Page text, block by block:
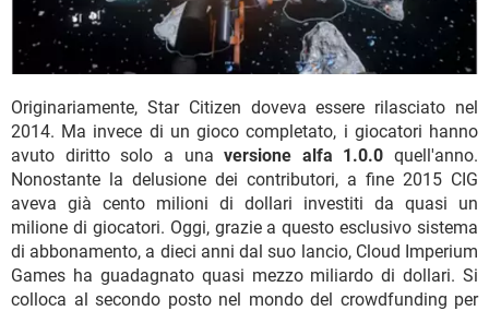
Originariamente, Star Citizen doveva essere rilasciato nel
2014. Ma invece di un gioco completato, i giocatori hanno
avuto diritto solo a unaversione alfa 1.0.0 quell'anno.
Nonostante la delusione dei contributori, a fine 2015 CIG
aveva già cento milioni di dollari investiti da quasi un
milione di giocatori. Oggi, grazie a questo esclusivo sistema
di abbonamento, a dieci anni dal suo lancio, Cloud Imperium
Games ha guadagnato quasi mezzo miliardo di dollari. Si
colloca al secondo posto nel mondo del crowdfunding per